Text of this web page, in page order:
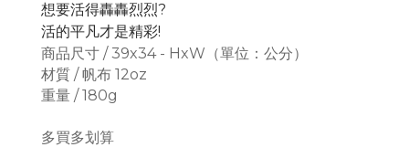
想要活得轟轟烈烈?
活的平凡才是精彩!
商品尺寸 / 39x34 - HxW（單位：公分）
材質 / 帆布 12oz
重量 / 180g
多買多划算